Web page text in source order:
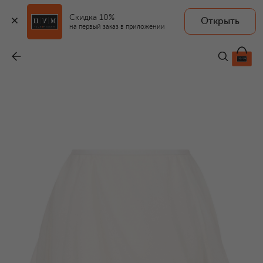
Скидка 10%
на первый заказ в приложении
Открыть